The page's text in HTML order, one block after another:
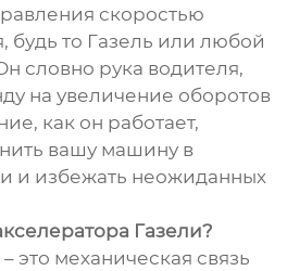
скоростью
будь то Газель или любой
словно рука водителя,
на увеличение оборотов
как он работает,
вашу машину в
и избежать неожиданных
Газели?
это механическая связь